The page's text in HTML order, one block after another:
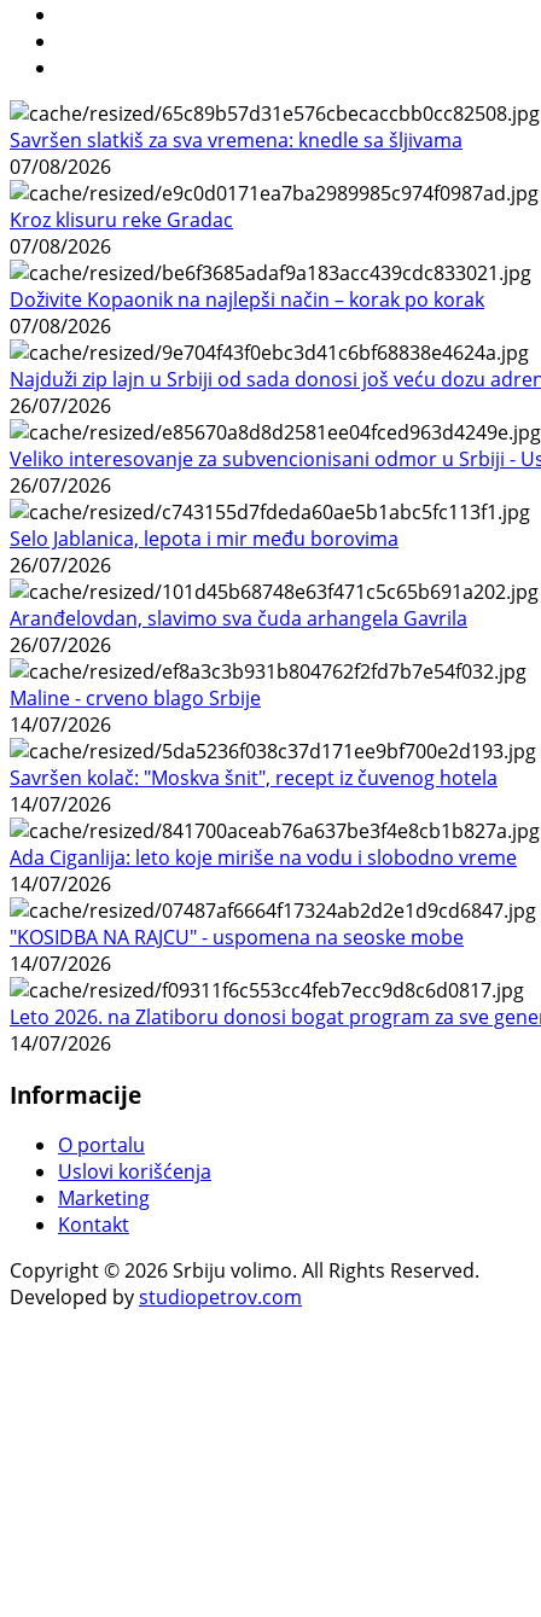
Savršen slatkiš za sva vremena: knedle sa šljivama
07/08/2026
Kroz klisuru reke Gradac
07/08/2026
Doživite Kopaonik na najlepši način – korak po korak
07/08/2026
Najduži zip lajn u Srbiji od sada donosi još veću dozu
26/07/2026
Veliko interesovanje za subvencionisani odmor u Srbiji -
26/07/2026
Selo Jablanica, lepota i mir među borovima
26/07/2026
Aranđelovdan, slavimo sva čuda arhangela Gavrila
26/07/2026
Maline - crveno blago Srbije
14/07/2026
Savršen kolač: "Moskva šnit", recept iz čuvenog hotela
14/07/2026
Ada Ciganlija: leto koje miriše na vodu i slobodno vreme
14/07/2026
"KOSIDBA NA RAJCU" - uspomena na seoske mobe
14/07/2026
Leto 2026. na Zlatiboru donosi bogat program za sve
14/07/2026
Informacije
O portalu
Uslovi korišćenja
Marketing
Kontakt
Copyright © 2026 Srbiju volimo. All Rights Reserved.
Developed bystudiopetrov.com